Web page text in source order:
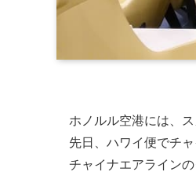
ホノルル空港には、
先日、ハワイ便でチ
チャイナエアライン